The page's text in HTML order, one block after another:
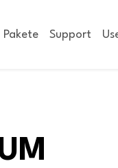
Pakete Support